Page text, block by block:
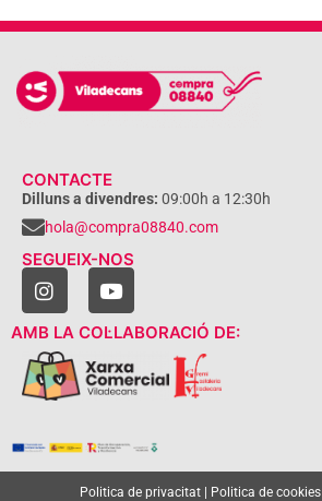
CONTACTE
Dilluns a divendres: 09:00h a 12:30h
hola@compra08840.com
SEGUEIX-NOS
AMB LA COL·LABORACIÓ DE:
Politica de privacitat Politica de cookies